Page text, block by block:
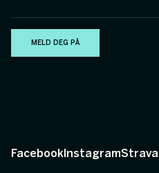
MELD DEG PÅ
FacebookInstagramStrava